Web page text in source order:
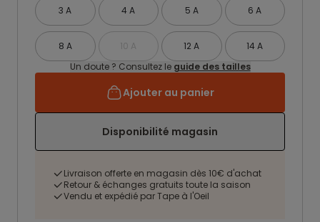
3 A 4 A 5 A 6 A
8 A 10 A 12 A
14 A
Un doute ? Consultez le guide des tailles
Ajouter au panier
Disponibilité magasin
Livraison offerte en magasin dès 10€ d'achat
Retour & échanges gratuits toute la saison
Vendu et expédié par Tape à l'Oeil